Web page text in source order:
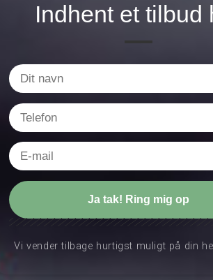
Indhent et tilbud
Vi vender tilbage hurtigst muligt på din